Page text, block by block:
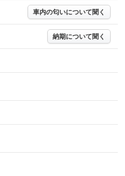
車内の匂いについて聞く
納期について聞く